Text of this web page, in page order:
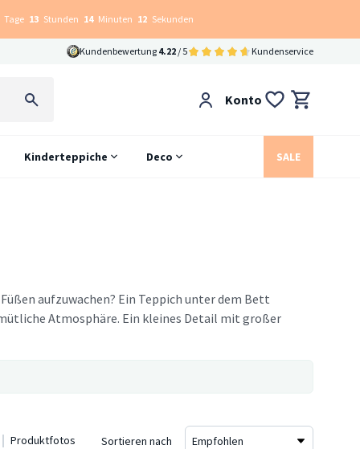
Tage 13 Stunden 14 Minuten 11 Sekunden
Kundenbewertung 4.22 / 5 Kundenservice
Konto
Kinderteppiche Deco SALE
aufzuwachen? Ein Teppich unter dem Bett
Atmosphäre. Ein kleines Detail mit großer
Produktfotos Sortieren nach